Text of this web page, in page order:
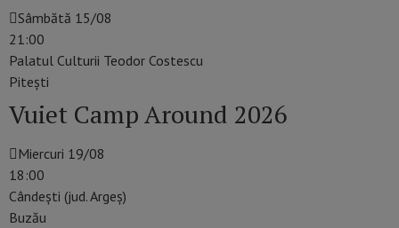
Sâmbătă 15/08
21:00
Palatul Culturii Teodor Costescu
Piteşti
Vuiet Camp Around 2026
Miercuri 19/08
18:00
Cândești (jud. Argeș)
Buzău